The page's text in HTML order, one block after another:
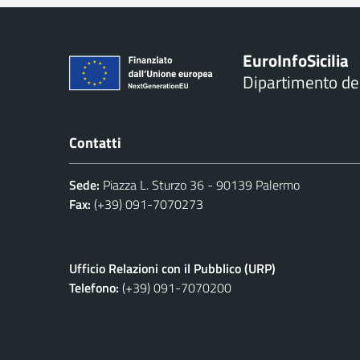
EuroInfoSicilia
Dipartimento
Contatti
Sede: Piazza L. Sturzo 36 - 90139 Palermo
Fax: (+39) 091-7070273
Ufficio Relazioni con il Pubblico (URP)
Telefono: (+39) 091-7070200